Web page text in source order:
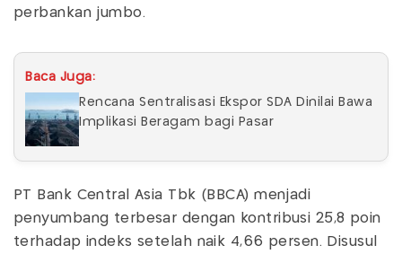
perbankan jumbo.
Baca Juga:
Rencana Sentralisasi Ekspor SDA Dinilai Bawa
Implikasi Beragam bagi Pasar
PT Bank Central Asia Tbk (BBCA) menjadi
penyumbang terbesar dengan kontribusi 25,8 poin
terhadap indeks setelah naik 4,66 persen. Disusul